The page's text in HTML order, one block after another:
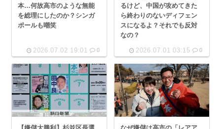
本…何故高市のような無能
を総理にしたのか？シンガ
ポールも嘲笑
2026.07.02 19:01 0
るけど、中国が攻めてきた
ら終わりのないディフェン
スになるよ？それでも反対
なの？
2026.07.01 03:15 0